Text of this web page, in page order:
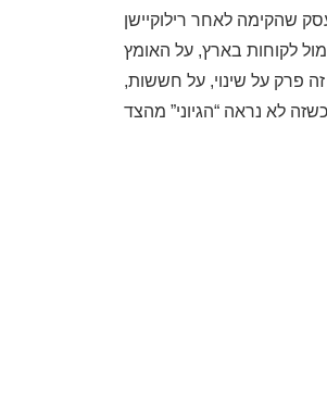
שהקימה לאחר רילוקיישן
לקוחות בארץ, על האומץ
פרק על שינוי, על חששות,